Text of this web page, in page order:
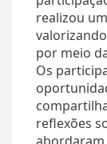
realizou
por meio
Os
reflexões